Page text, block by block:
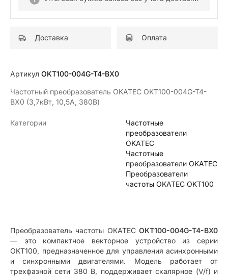
Доставка Оплата
Артикул OKT100-004G-T4-BX0
Частотный преобразователь OKATEC OKT100-004G-T4-
BX0 (3,7кВт, 10,5А, 380В)
Категории
Частотные
преобразователи
OKATEC
Частотные
преобразователи OKATEC
Преобразователи
частоты OKATEC OKT100
Преобразователь частоты ОКАТЕС OKT100-004G-T4-BX0
— это компактное векторное устройство из серии
OKT100, предназначенное для управления асинхронными
и синхронными двигателями. Модель работает от
трехфазной сети 380 В, поддерживает скалярное (V/f) и